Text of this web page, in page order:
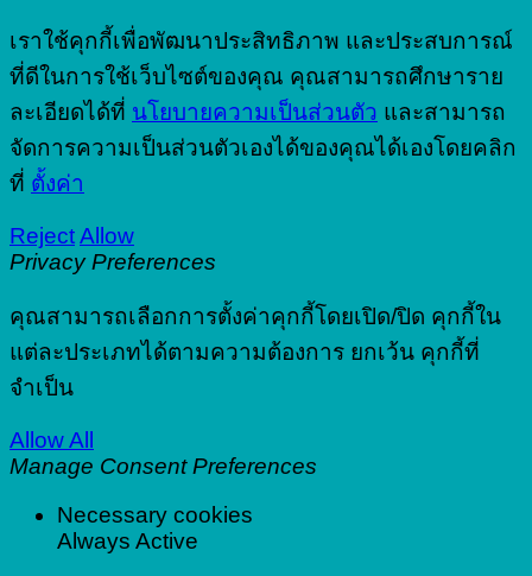
เราใช้คุกกี้เพื่อพัฒนาประสิทธิภาพ และประสบการณ์
ที่ดีในการใช้เว็บไซต์ของคุณ คุณสามารถศึกษาราย
ละเอียดได้ที่ นโยบายความเป็นส่วนตัว และสามารถ
จัดการความเป็นส่วนตัวเองได้ของคุณได้เองโดยคลิก
ที่ ตั้งค่า
RejectAllow
Privacy Preferences
คุณสามารถเลือกการตั้งค่าคุกกี้โดยเปิด/ปิด คุกกี้ใน
แต่ละประเภทได้ตามความต้องการ ยกเว้น คุกกี้ที่
จำเป็น
Allow All
Manage Consent Preferences
Necessary cookies
Always Active